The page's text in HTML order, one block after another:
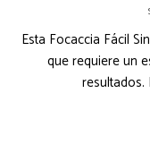
Esta Focaccia Fácil
que requiere un
resultados.